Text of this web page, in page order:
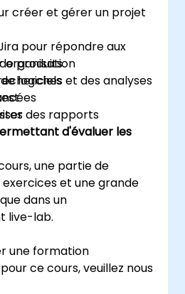
créer et gérer un projet
pour répondre aux
organisation
et des analyses
des rapports
produits
logiciels
d'évaluer les
une partie de
exercices et une grande
dans un
live-lab.
une formation
ce cours, veuillez nous